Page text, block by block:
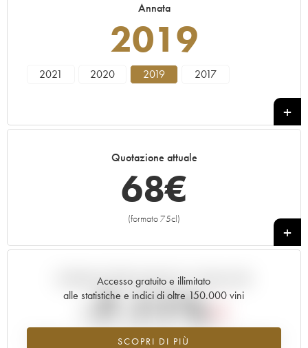
Annata
2019
2021 2020 2019 2017
Quotazione attuale
68€
(formato 75cl)
+
Accesso gratuito e illimitato
alle statistiche e indici di oltre 150.000 vini
SCOPRI DI PIÙ
Andamento della quotazione in tempo reale
-7.11%
Tendenza al ribasso per il valore dell'annata 2019 nel 2026 rispetto